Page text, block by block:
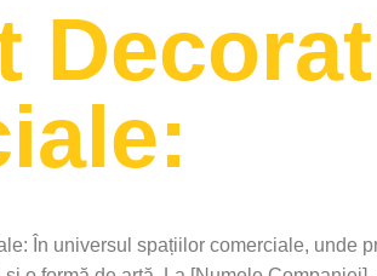
În universul spațiilor comerciale,